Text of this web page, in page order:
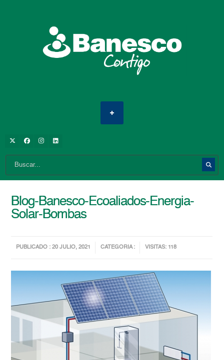
Blog-Banesco-Ecoaliados-Energia-
Solar-Bombas
PUBLICADO : 20 JULIO, 2021 CATEGORIA : VISITAS: 118